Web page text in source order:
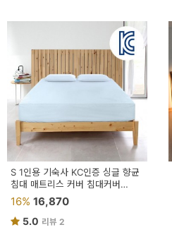
예
베
스
트
모
자
이
크
S 1인용 기숙사 KC인증 싱글 향균
침대 매트리스 커버 침대커버
향균시트 원룸
16% 16,870
5.0 리뷰 2